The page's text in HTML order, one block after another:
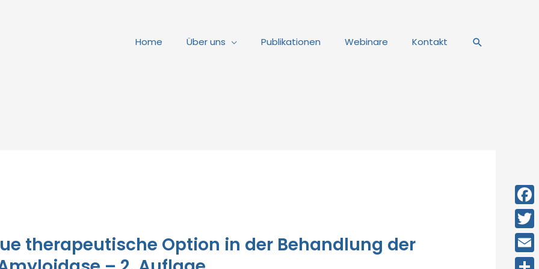
Home Über uns Publikationen Webinare Kontakt Suche
therapeutische Option in der Behandlung der
Email